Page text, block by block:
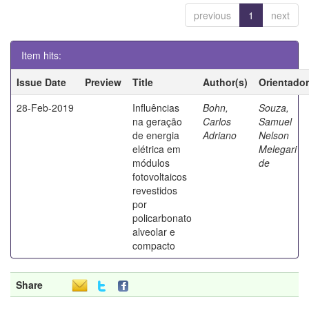
previous 1 next
Item hits:
Issue Date
Preview Title Author(s)
Orientador
28-Feb-2019
Influências
na geração
de energia
elétrica em
módulos
fotovoltaicos
revestidos
por
policarbonato
alveolar e
compacto
Bohn,
Carlos
Adriano
Souza,
Samuel
Nelson
Melegari
de
Share